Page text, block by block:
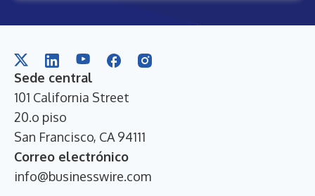
Sede central
101 California Street
20.o piso
San Francisco, CA 94111
Correo electrónico
info@businesswire.com